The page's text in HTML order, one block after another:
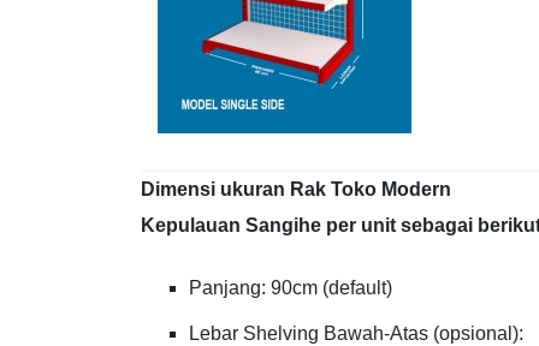
Dimensi ukuran Rak Toko Modern
Kepulauan Sangihe per unit sebagai
Panjang: 90cm (default)
Lebar Shelving Bawah-Atas (opsional):